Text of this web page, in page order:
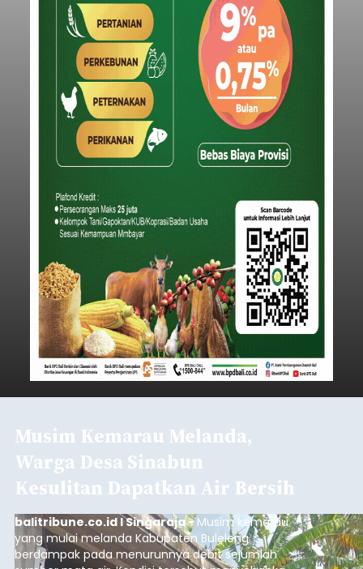
Musim Kemarau Melanda,
Warga Desa Sinabun
Kesulitan Dapatkan Air Bersih
balitribune.co.id I Singaraja -Musim kemarau
yang mulai melanda Kabupaten Buleleng
berdampak pada menurunnya debit sejumlah